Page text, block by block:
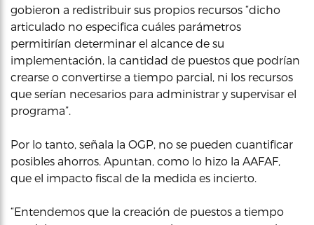
gobieron a redistribuir sus propios recursos “dicho
articulado no especifica cuáles parámetros
permitirían determinar el alcance de su
implementación, la cantidad de puestos que podrían
crearse o convertirse a tiempo parcial, ni los recursos
que serían necesarios para administrar y supervisar el
programa”.
Por lo tanto, señala la OGP, no se pueden cuantificar
posibles ahorros. Apuntan, como lo hizo la AAFAF,
que el impacto fiscal de la medida es incierto.
“Entendemos que la creación de puestos a tiempo